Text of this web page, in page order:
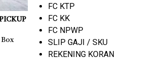
FC KTP
FC KK
FC NPWP
SLIP GAJI / SKU
REKENING KORAN